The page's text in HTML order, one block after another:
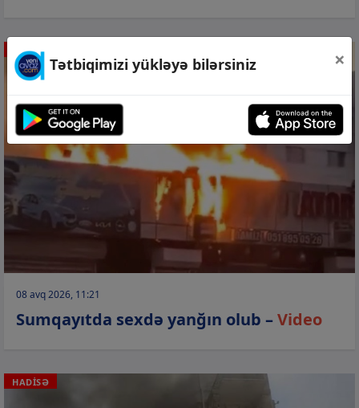
HADİSƏ
08 avq 2026, 11:21
Sumqayıtda sexdə yanğın olub –Video
HADİSƏ
Tətbiqimizi yükləyə bilərsiniz ×